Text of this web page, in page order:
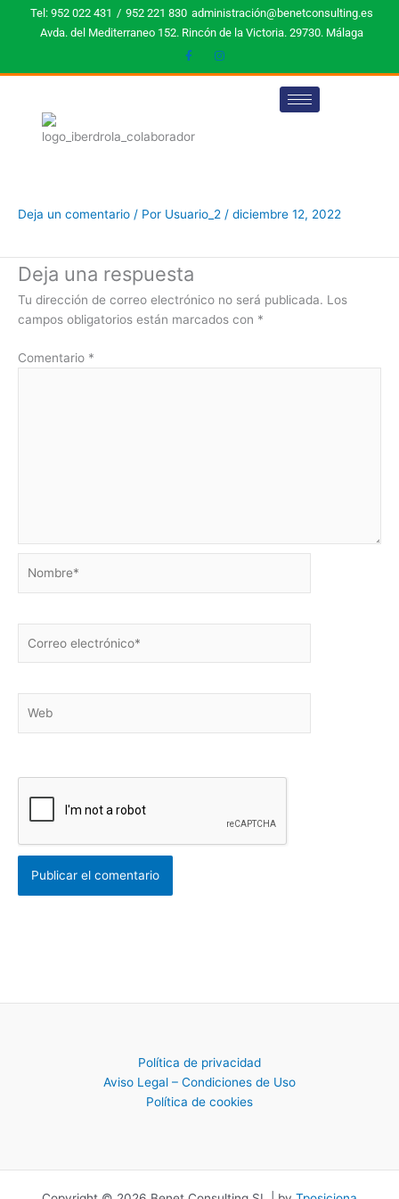
Tel: 952 022 431 / 952 221 830 administración@benetconsulting.es
Avda. del Mediterraneo 152. Rincón de la Victoria. 29730. Málaga
Deja un comentario / Por Usuario_2 / diciembre 12, 2022
Deja una respuesta
Tu dirección de correo electrónico no será publicada. Los
campos obligatorios están marcados con *
Comentario *
electrónico*
Política de privacidad
Aviso Legal – Condiciones de Uso
Política de cookies